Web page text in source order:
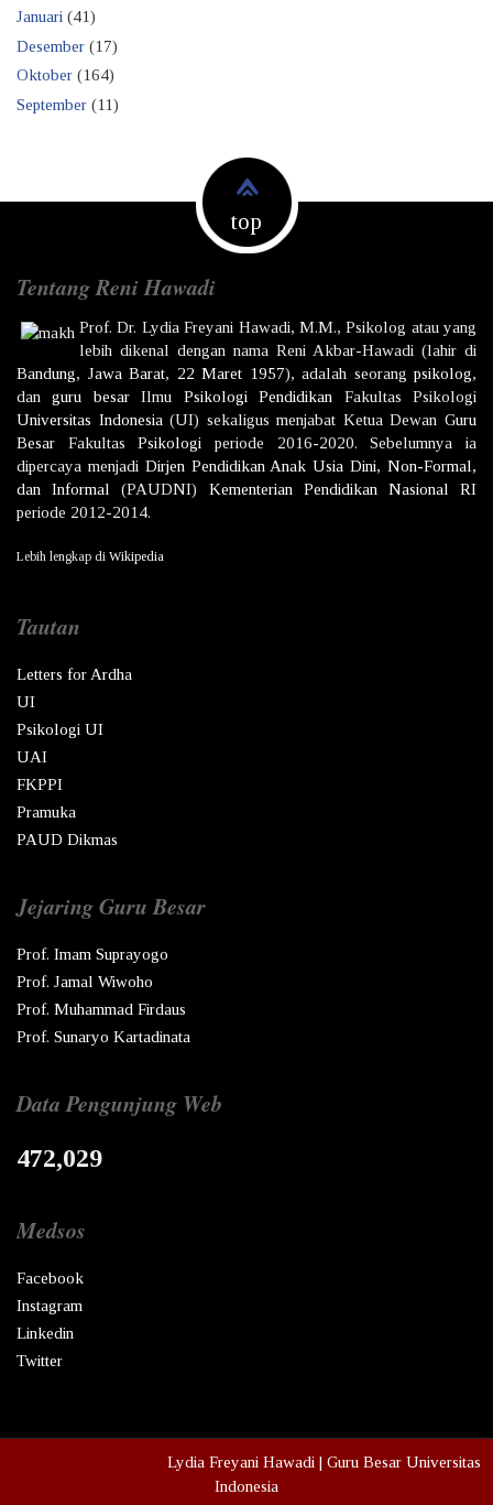
Januari (41)
Desember (17)
Oktober (164)
September (11)
top
Tentang Reni Hawadi
Prof. Dr. Lydia Freyani Hawadi, M.M., Psikolog atau yang
lebih dikenal dengan nama Reni Akbar-Hawadi (lahir di
Bandung, Jawa Barat, 22 Maret 1957), adalah seorang psikolog,
danguru besarIlmu Psikologi Pendidikan Fakultas Psikologi
Universitas Indonesia(UI) sekaligus menjabat Ketua DewanGuru
Besar FakultasPsikologi periode 2016-2020. Sebelumnya ia
dipercaya menjadi Dirjen Pendidikan Anak Usia Dini, Non-Formal,
dan Informal (PAUDNI) Kementerian Pendidikan Nasional
RI
periode 2012-2014.
Lebih lengkap di Wikipedia
Tautan
Letters for Ardha
UI
Psikologi UI
UAI
FKPPI
Pramuka
PAUD Dikmas
Jejaring Guru Besar
Prof. Imam Suprayogo
Prof. Jamal Wiwoho
Prof. Muhammad Firdaus
Prof. Sunaryo Kartadinata
Data Pengunjung Web
472,029
Medsos
Facebook
Instagram
Linkedin
Twitter
Lydia Freyani Hawadi | Guru Besar Universitas
Indonesia